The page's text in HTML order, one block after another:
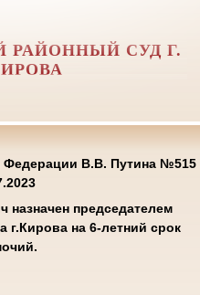
РАЙОННЫЙ СУД Г.
Федерации В.В. Путина №515
назначен председателем
г.Кирова на 6-летний срок